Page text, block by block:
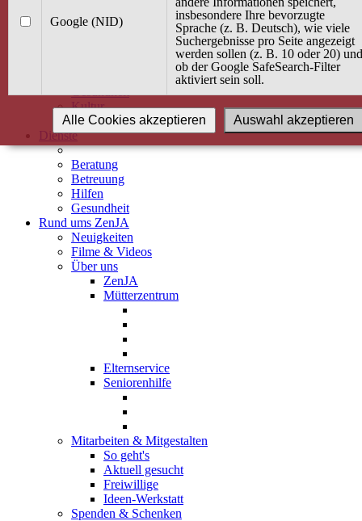
Babybauch & Elternschaft
Gesundheit
Kultur
Alle Kurse
Dienste
Beratung
Betreuung
Hilfen
Gesundheit
Rund ums ZenJA
Neuigkeiten
Filme & Videos
Über uns
ZenJA
Mütterzentrum
Elternservice
Seniorenhilfe
Mitarbeiten & Mitgestalten
So geht's
Aktuell gesucht
Freiwillige
Ideen-Werkstatt
Spenden & Schenken
Google (NID)
insbesondere Ihre bevorzugte
Sprache (z. B. Deutsch), wie viele
Suchergebnisse pro Seite angezeigt
werden sollen (z. B. 10 oder 20) und
ob der Google SafeSearch-Filter
aktiviert sein soll.
Auswahl akzeptieren
Alle Cookies akzeptieren